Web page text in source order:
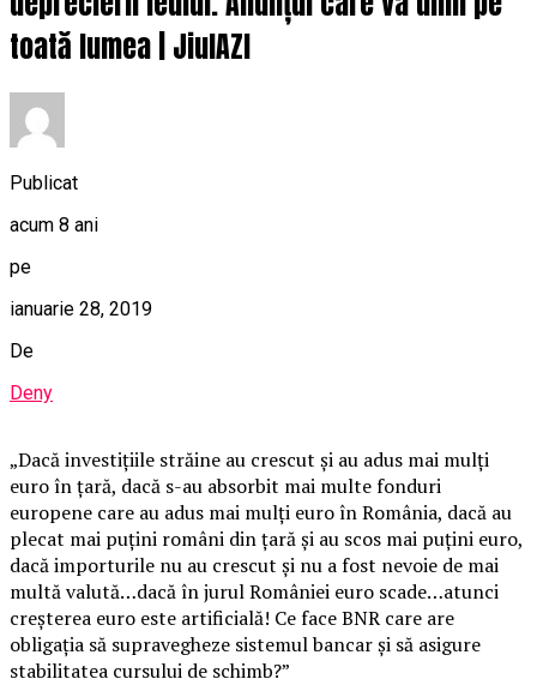
toată lumea | JiulAZI
Publicat
acum 8 ani
pe
ianuarie 28, 2019
De
Deny
„Dacă investiţiile străine au crescut şi au adus mai mulţi
euro în ţară, dacă s-au absorbit mai multe fonduri
europene care au adus mai mulţi euro în România, dacă au
plecat mai puţini români din ţară şi au scos mai puţini euro,
dacă importurile nu au crescut şi nu a fost nevoie de mai
multă valută…dacă în jurul României euro scade…atunci
creşterea euro este artificială! Ce face BNR care are
obligaţia să supravegheze sistemul bancar şi să asigure
stabilitatea cursului de schimb?”